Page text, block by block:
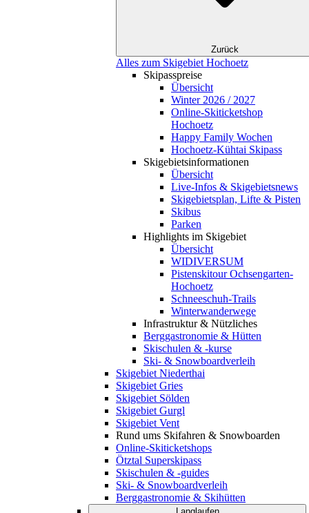
Zurück
Alles zum Skigebiet Hochoetz
Skipasspreise
Übersicht
Winter 2026 / 2027
Online-Skiticketshop
Hochoetz
Happy Family Wochen
Hochoetz-Kühtai Skipass
Skigebietsinformationen
Übersicht
Live-Infos & Skigebietsnews
Skigebietsplan, Lifte & Pisten
Skibus
Parken
Highlights im Skigebiet
Übersicht
WIDIVERSUM
Pistenskitour Ochsengarten-
Hochoetz
Schneeschuh-Trails
Winterwanderwege
Infrastruktur & Nützliches
Berggastronomie & Hütten
Skischulen & -kurse
Ski- & Snowboardverleih
Skigebiet Niederthai
Skigebiet Gries
Skigebiet Sölden
Skigebiet Gurgl
Skigebiet Vent
Rund ums Skifahren & Snowboarden
Online-Skiticketshops
Ötztal Superskipass
Skischulen & -guides
Ski- & Snowboardverleih
Berggastronomie & Skihütten